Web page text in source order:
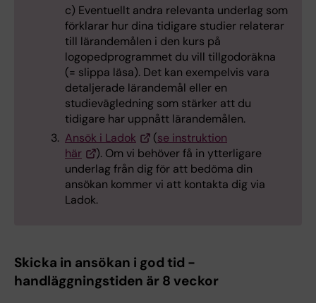
c) Eventuellt andra relevanta underlag som
förklarar hur dina tidigare studier relaterar
till lärandemålen i den kurs på
logopedprogrammet du vill tillgodoräkna
(= slippa läsa). Det kan exempelvis vara
detaljerade lärandemål eller en
studievägledning som stärker att du
tidigare har uppnått lärandemålen.
Ansök i Ladok
(se instruktion
här
). Om vi behöver få in ytterligare
underlag från dig för att bedöma din
ansökan kommer vi att kontakta dig via
Ladok.
Skicka in ansökan i god tid -
handläggningstiden är 8 veckor